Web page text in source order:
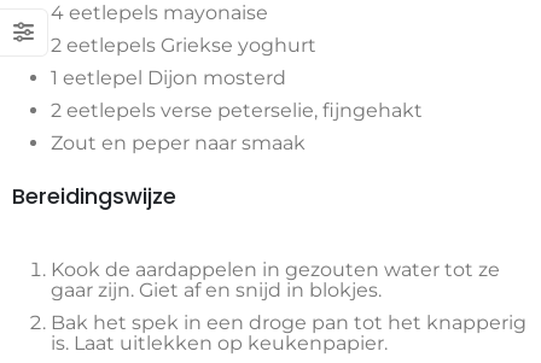
4 eetlepels mayonaise
2 eetlepels Griekse yoghurt
1 eetlepel Dijon mosterd
2 eetlepels verse peterselie, fijngehakt
Zout en peper naar smaak
Bereidingswijze
Kook de aardappelen in gezouten water tot ze
gaar zijn. Giet af en snijd in blokjes.
Bak het spek in een droge pan tot het knapperig
is. Laat uitlekken op keukenpapier.